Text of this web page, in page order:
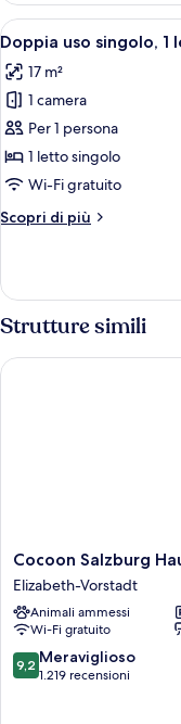
Apri
tutte
le
foto
per
Doppia
uso
1
7
Doppia uso singolo, 1
17 m²
1 camera
Per 1 persona
1 letto singolo
Wi-Fi gratuito
Scopri di più
Altri
uso
1
singolo
Strutture simili
Cocoon
Salzburg
Hauptbahnhof
Elizabeth-
Vorstadt
Cocoon Salzburg
Elizabeth-Vorstadt
Animali ammessi
Wi-Fi gratuito
9.2
su
9,2 Meraviglioso
1.219 recensioni
Cocoon Salzburg